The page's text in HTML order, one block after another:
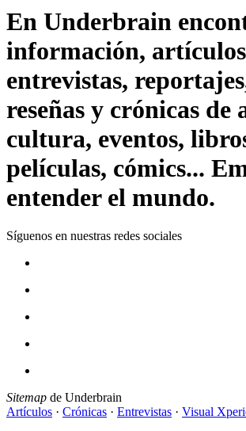
En Underbrain
información,
entrevistas,
reseñas y crónicas de
cultura, eventos,
películas, cómics...
entender el mundo.
Síguenos en nuestras redes sociales
Sitemap de Underbrain
Artículos · Crónicas · Entrevistas · Visual